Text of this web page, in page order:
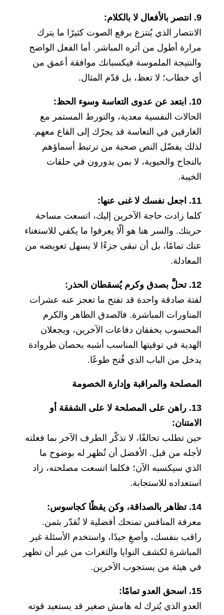
9. انتصر بالأفعال لا بالكلام:
الانتصار الذي يُنتزع برفع الصوت كثيرًا ما يترك
مرارة أطول من أثره المباشر. أما الفعل الواضح
والنتيجة الملموسة فيكسبانك موافقة أعمق من
أي خطاب؛ لا تعظ، بل قدّم المثال.
10. ابتعد عن عدوى التعاسة وسوء الحظ:
الحالات النفسية معدية، والتورط المستمر مع
الغارقين في التعاسة قد يجرّك إلى القاع معهم.
لذلك يفضّل النص صحبة من ترتبط أسماؤهم
بالنجاح والحيوية، لا بمن يدورون في حلقات
الخيبة.
11. اجعل نفسك لا غنى عنها:
كلما زادت حاجة الآخرين إليك، اتسعت مساحة
حريتك. والسر هنا هو ألّا يعرفوا ما يكفي للاستغناء
عنك تمامًا، بل أن تبقى جزءًا لا يسهل تعويضه من
المعادلة.
12. تحلَّ بصدق وكرم يُسقطان الحذر:
لفتة صادقة واحدة قد تفتح ما تعجز عنه عشرات
المناورات المباشرة. فالصدق الظاهر والكرم
المحسوب يخففان دفاعات الآخرين، ويجعلان
الهدية في توقيتها المناسب أشبه بحصان طروادة
يدخل من الباب الذي فُتح طوعًا.
المصلحة والمراقبة وإدارة الخصومة
13. راهن على المصلحة لا على الشفقة أو
الامتنان:
حين تطلب تحالفًا، لا تذكّر الطرف الآخر بما فعلته
لأجله من قبل. الأفضل أن تُظهر له بوضوح ما
الذي سيكسبه الآن؛ فكلما اتسعت مصلحته، زاد
استعداده للاستجابة.
14. تظاهر بالصداقة، وكن يقظًا كجاسوس:
معرفة المنافس تمنحك أفضلية لا تُقدّر بثمن.
راقب بنفسك، وأصغِ جيدًا، واستخدم الأسئلة غير
المباشرة لكشف النوايا والثغرات من غير أن تظهر
في هيئة من يستجوب الآخرين.
15. اسحق العدو تمامًا:
العدو الذي يُترك له هامش صغير قد يستعيد قوته